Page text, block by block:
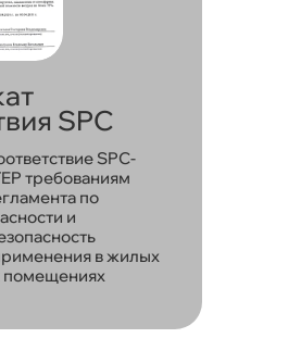
SPC
SPC-
требованиям
по
и
в жилых
помещениях